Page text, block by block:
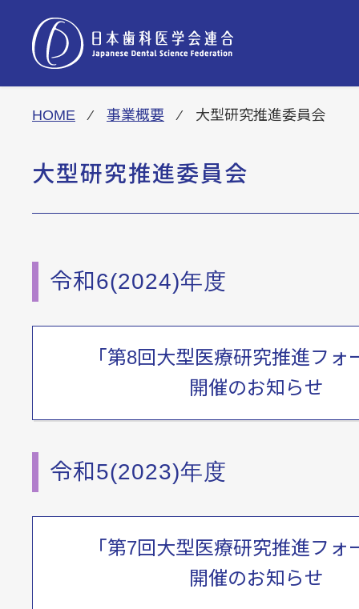
HOME ⁄ 事業概要 ⁄ 大型研究推進委員会
大型研究推進委員会
令和6(2024)年度
「第8回大型医療研究推進フォ
開催のお知らせ
令和5(2023)年度
「第7回大型医療研究推進フォ
開催のお知らせ
HOME
お知らせ
会 員
アクセス・お問い合わ